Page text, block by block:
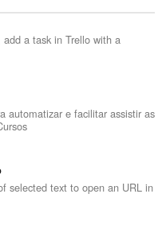
a task in Trello with a
automatizar e facilitar assistir as
selected text to open an URL in